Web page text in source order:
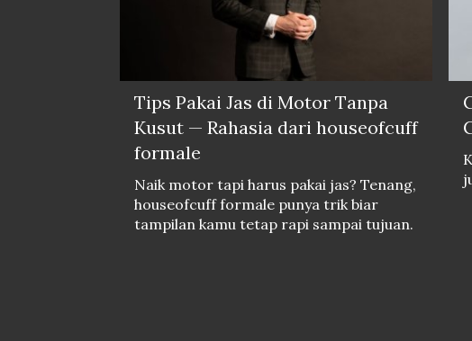
Tips Pakai Jas di Motor Tanpa
Kusut — Rahasia dari houseofcuff
formale
Naik motor tapi harus pakai jas? Tenang,
houseofcuff formale punya trik biar
tampilan kamu tetap rapi sampai tujuan.